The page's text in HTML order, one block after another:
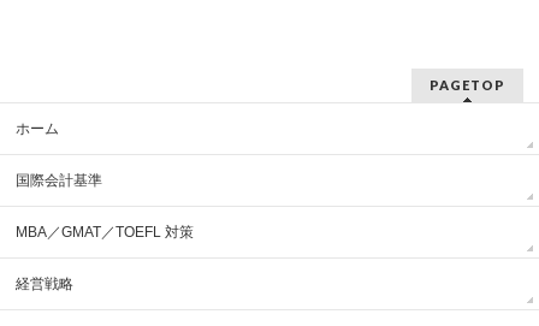
PAGETOP
ホーム
国際会計基準
MBA／GMAT／TOEFL 対策
経営戦略